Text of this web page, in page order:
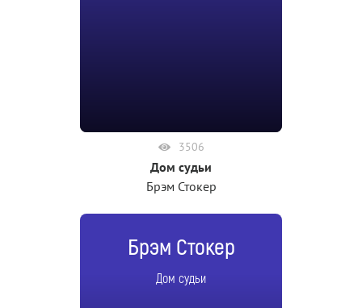
3506
Дом судьи
Брэм Стокер
Брэм Стокер
Дом судьи